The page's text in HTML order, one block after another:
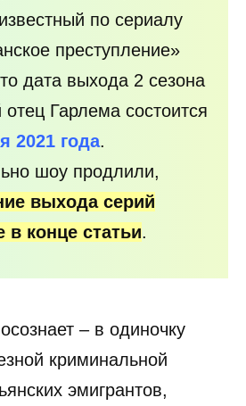
по сериалу
преступление»
дата выхода 2 сезона
Гарлема состоится
2021 года.
шоу продлили,
выхода серий
в конце статьи.
– в одиночку
криминальной
эмигрантов,